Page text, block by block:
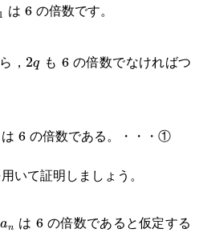
1 は 6 の倍数です。
， 2qも 6 の倍数でなければつ
6 の倍数である。・・・①
いて証明しましょう。
an は 6 の倍数であると仮定する